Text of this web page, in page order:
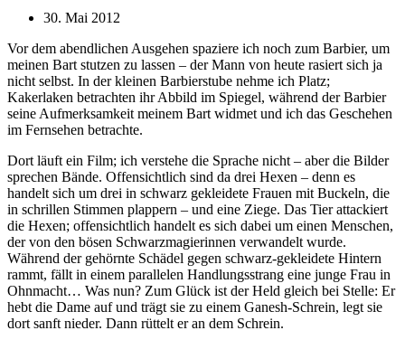
30. Mai 2012
Vor dem abendlichen Ausgehen spaziere ich noch zum Barbier, um
meinen Bart stutzen zu lassen – der Mann von heute rasiert sich ja
nicht selbst. In der kleinen Barbierstube nehme ich Platz;
Kakerlaken betrachten ihr Abbild im Spiegel, während der Barbier
seine Aufmerksamkeit meinem Bart widmet und ich das Geschehen
im Fernsehen betrachte.
Dort läuft ein Film; ich verstehe die Sprache nicht – aber die Bilder
sprechen Bände. Offensichtlich sind da drei Hexen – denn es
handelt sich um drei in schwarz gekleidete Frauen mit Buckeln, die
in schrillen Stimmen plappern – und eine Ziege. Das Tier attackiert
die Hexen; offensichtlich handelt es sich dabei um einen Menschen,
der von den bösen Schwarzmagierinnen verwandelt wurde.
Während der gehörnte Schädel gegen schwarz-gekleidete Hintern
rammt, fällt in einem parallelen Handlungsstrang eine junge Frau in
Ohnmacht… Was nun? Zum Glück ist der Held gleich bei Stelle: Er
hebt die Dame auf und trägt sie zu einem Ganesh-Schrein, legt sie
dort sanft nieder. Dann rüttelt er an dem Schrein.